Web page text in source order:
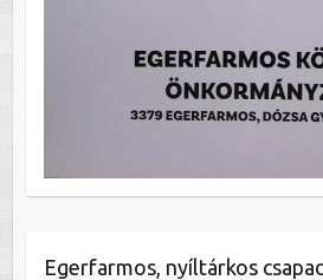
Egerfarmos, nyíltárkos